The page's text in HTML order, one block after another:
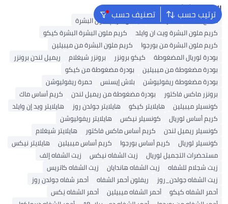
ترتيب حسب تصنيف حسب البحث الشائع
ملمع شفاه أحمر شفاه
نيكس كريم ملون البشرة
كريم ملون البشرة ويت ان وايلد
كريم ملون البشرة البشرة كيكو
كريم ملون البشرة من بورجوا
كريم ملون البشرة من ميبيلين
بودرة لوريال المضغوطة
كيكو برونزر برونزر شيغلام
ريميل لندن برونزر
بودرة مضغوطة من ميبيلين
بودرة مضغوطة من كيكو
بودرة مضغوطة ريفوليوشن
بلاش إيسنس
حمرة ريفوليوشن
برونزر ماكس فاكتور
بودرة مضغوطة من ريميل لندن
كريم أساس ماك
كونسيلر ميبيلين
هايلايتر كيكو هايلايتر جولدن روز
هايلايتر ويد إن وايلد
كريم أساس لوريال
كونسيلر نيكس
هايلايتر ريفوليوشن
كونسيلر ريميل لندن
كريم أساس ماكس فاكتور
هايلايتر شيغلام
كونسيلر لوريال
كريم أساس بورجوا كريم أساس ميبيلين
هايلايتر نيكس
مستحضرات التجميل لوريال
زيت الشفاه نيكس
زيت الشفاه إلف
زيت شجلام للشفاه
زيت الشفاه هاندايان
زيت الشفاه كاتريس
زيت الشفاه جولدن_روز
ريفلون أحمر الشفاه
أحمر شفاه جولدن روز
أحمر الشفاه كيكو
أحمر الشفاه ميبيلين
أحمر الشفاه نِكس